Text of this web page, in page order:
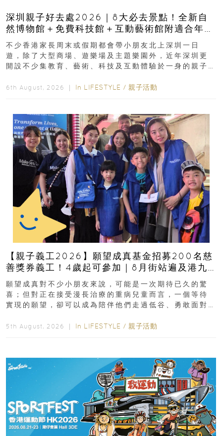
深圳親子好去處2026｜8大必去景點！全新自
然博物館＋免費科技館＋互動藝術館附適合年
齡、交通、門票、開放時間
不少香港家長周末或假期都會帶小朋友北上深圳一日
遊，除了大型商場、遊樂場及主題樂園外，近年深圳更
開設不少集教育、藝術、科技及互動體驗於一身的親子
6th August, 2026 ｜ In LIFESTYLE / 親子活動
【親子義工2026】願望成真基金招募200名慈
善獎券義工！4歲起可參加｜8月街站遍及港九
新界
願望成真對不少小朋友來說，可能是一次期待已久的驚
喜；但對正在接受漫長治療的重病兒童而言，一個等待
實現的願望，卻可以成為陪伴他們走過低谷、勇敢面對
5th August, 2026 ｜ In LIFESTYLE / 親子活動